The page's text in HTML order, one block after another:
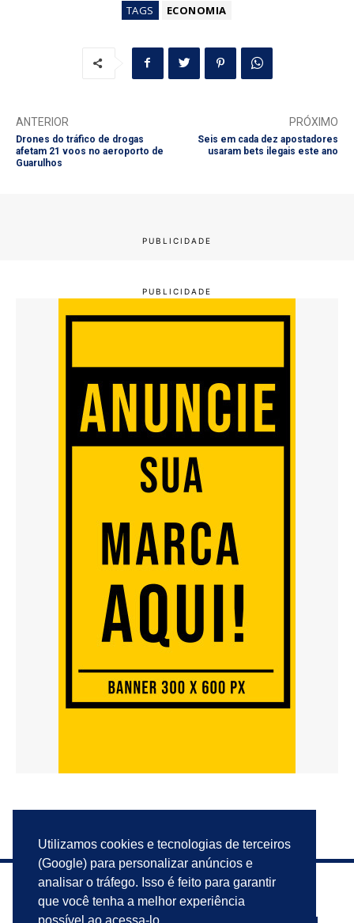
Utilizamos cookies e tecnologias de terceiros
(Google) para personalizar anúncios e
analisar o tráfego. Isso é feito para garantir
que você tenha a melhor experiência
TAGS ECONOMIA
ANTERIOR
Drones do tráfico de drogas
afetam 21 voos no aeroporto de
Guarulhos
PRÓXIMO
Seis em cada dez apostadores
usaram bets ilegais este ano